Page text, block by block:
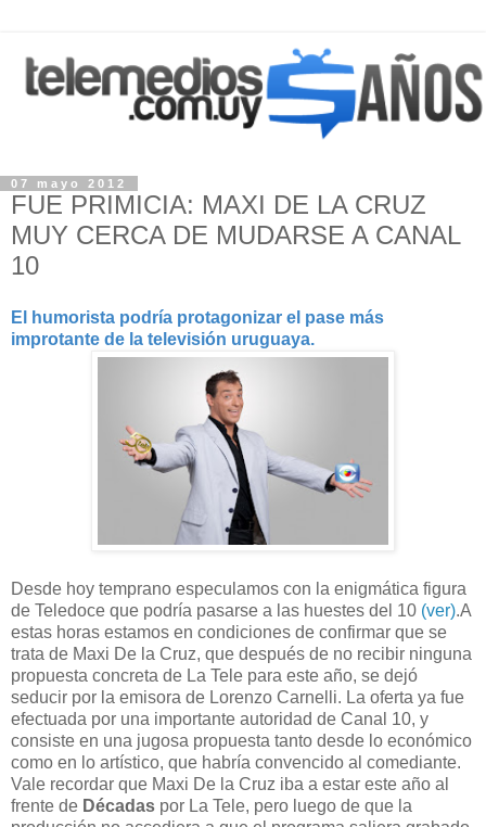
07 mayo 2012
FUE PRIMICIA: MAXI DE LA CRUZ
MUY CERCA DE MUDARSE A CANAL
10
El humorista podría protagonizar el pase más
improtante de la televisión uruguaya.
Desde hoy temprano especulamos con la enigmática figura
de Teledoce que podría pasarse a las huestes del 10 (ver).A
estas horas estamos en condiciones de confirmar que se
trata de Maxi De la Cruz, que después de no recibir ninguna
propuesta concreta de La Tele para este año, se dejó
seducir por la emisora de Lorenzo Carnelli. La oferta ya fue
efectuada por una importante autoridad de Canal 10, y
consiste en una jugosa propuesta tanto desde lo económico
como en lo artístico, que habría convencido al comediante.
Vale recordar que Maxi De la Cruz iba a estar este año al
frente de Décadas por La Tele, pero luego de que la